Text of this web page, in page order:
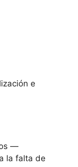
e
—
la falta de